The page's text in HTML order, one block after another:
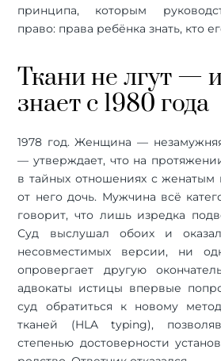
принципа, которым
право: права ребёнка знать, кто
Ткани не лгут —
знает с 1980 года
1978 год. Женщина —
— утверждает, что на
в тайных отношениях с женатым
от него дочь. Мужчина всё
говорит, что лишь изредка
Суд выслушал обоих и
несовместимых версии, ни
опровергает другую
адвокаты истицы впервые
суд обратиться к новому
тканей (HLA typing),
степенью достоверности